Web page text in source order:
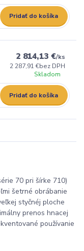
Pridať do košíka
2 814,13 €/ks
2 287,91 €bez DPH
Skladom
Pridať do košíka
70 pri šírke 710)
šetrné obrábanie
styčnéj ploche
prenos hnacej
používanie